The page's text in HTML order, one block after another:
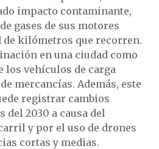
impacto contaminante,
gases de sus motores
de kilómetros que recorren.
en una ciudad como
los vehículos de carga
mercancías. Además, este
registrar cambios
2030 a causa del
y por el uso de drones
cortas y medias.